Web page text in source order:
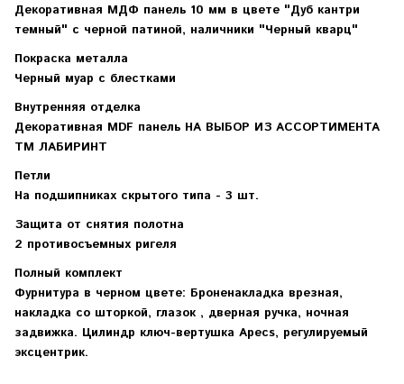
Декоративная МДФ панель 10 мм в цвете "Дуб кантри
темный" с черной патиной, наличники "Черный кварц"
Покраска металла
Черный муар с блестками
Внутренняя отделка
Декоративная MDF панель НА ВЫБОР ИЗ АССОРТИМЕНТА
ТМ ЛАБИРИНТ
Петли
На подшипниках скрытого типа - 3 шт.
Защита от снятия полотна
2 противосъемных ригеля
Полный комплект
Фурнитура в черном цвете: Броненакладка врезная,
накладка со шторкой, глазок , дверная ручка, ночная
задвижка. Цилиндр ключ-вертушка Apecs, регулируемый
эксцентрик.